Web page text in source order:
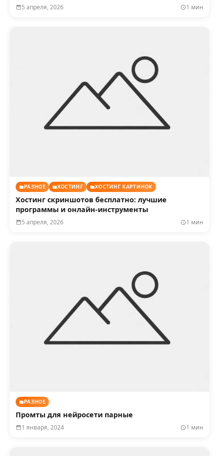
5 апреля, 2026 1 мин
РАЗНОЕ ХОСТИНГ ХОСТИНГ КАРТИНОК
Хостинг скриншотов бесплатно: лучшие
программы и онлайн-инструменты
5 апреля, 2026 1 мин
РАЗНОЕ
Промты для нейросети парные
1 января, 2024 1 мин